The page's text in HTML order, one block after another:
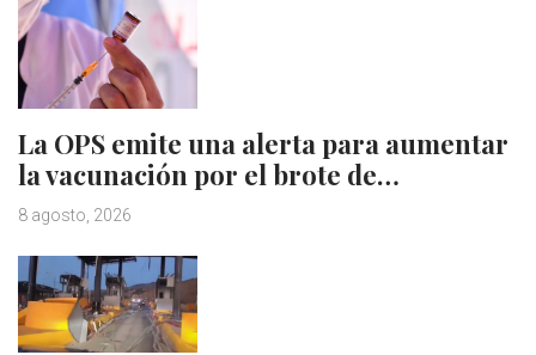
La OPS emite una alerta para aumentar
la vacunación por el brote de…
8 agosto, 2026